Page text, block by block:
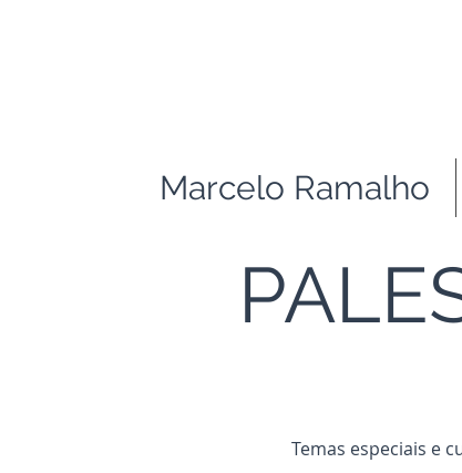
Marcelo Ramalho
Temas especiais e